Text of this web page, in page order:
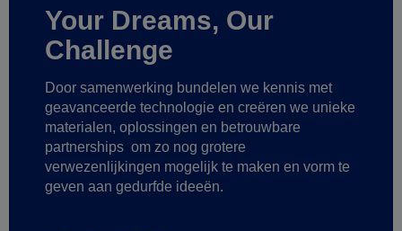
Your Dreams, Our
Challenge
Door samenwerking bundelen we kennis met
geavanceerde technologie en creëren we unieke
materialen, oplossingen en betrouwbare
partnerships om zo nog grotere
verwezenlijkingen mogelijk te maken en vorm te
geven aan gedurfde ideeën.